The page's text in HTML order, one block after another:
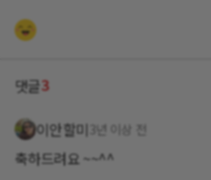
댓글3
이안할미 3년 이상 전
축하드려요 ~~^^